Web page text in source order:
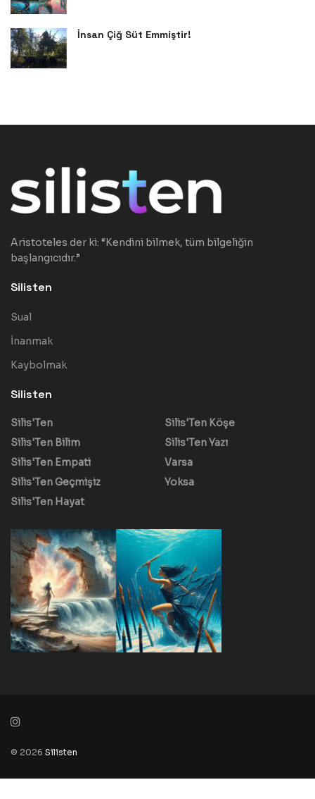
İnsan Çiğ Süt Emmiştir!
Aristoteles der ki: “Kendini bilmek, tüm bilgeliğin
başlangıcıdır.”
Silisten
Sual
İnanmak
Kaybolmak
Silisten
Silis'Ten
Silis'Ten Bilim
Silis'Ten Empati
Silis'Ten Geçmişiz
Silis'Ten Hayat
Silis'Ten Köşe
Silis'Ten Yazı
Varsa
Yoksa
© 2026 Silisten